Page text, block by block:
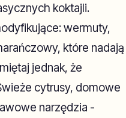
koktajli.
wermuty,
które nadają
jednak, że
cytrusy, domowe
narzędzia -